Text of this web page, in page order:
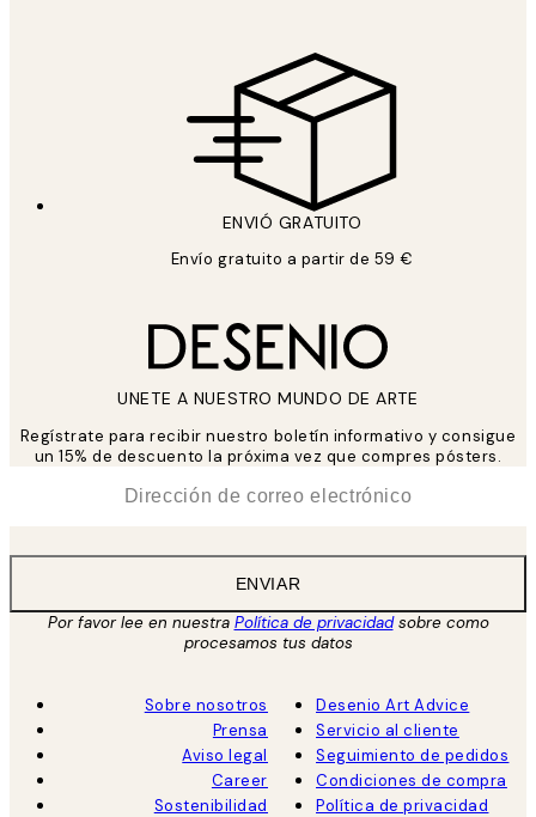
ENVIÓ GRATUITO
Envío gratuito a partir de 59 €
UNETE A NUESTRO MUNDO DE ARTE
Regístrate para recibir nuestro boletín informativo y consigue
un 15% de descuento la próxima vez que compres pósters.
ENVIAR
Por favor lee en nuestra Política de privacidadsobre como
procesamos tus datos
Sobre nosotros
Prensa
Aviso legal
Career
Sostenibilidad
Desenio Art Advice
Servicio al cliente
Seguimiento de pedidos
Condiciones de compra
Política de privacidad